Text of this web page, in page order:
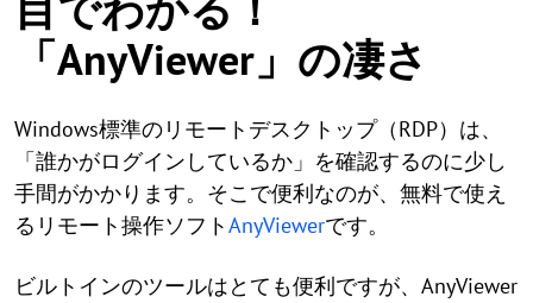
「AnyViewer」の凄さ
Windows標準のリモートデスクトップ（RDP）は、
「誰かがログインしているか」を確認するのに少し
手間がかかります。そこで便利なのが、無料で使え
るリモート操作ソフトAnyViewerです。
ビルトインのツールはとても便利ですが、AnyViewer